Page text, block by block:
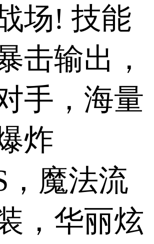
场! 技能
击输出，
手，海量
炸
，魔法流
，华丽炫